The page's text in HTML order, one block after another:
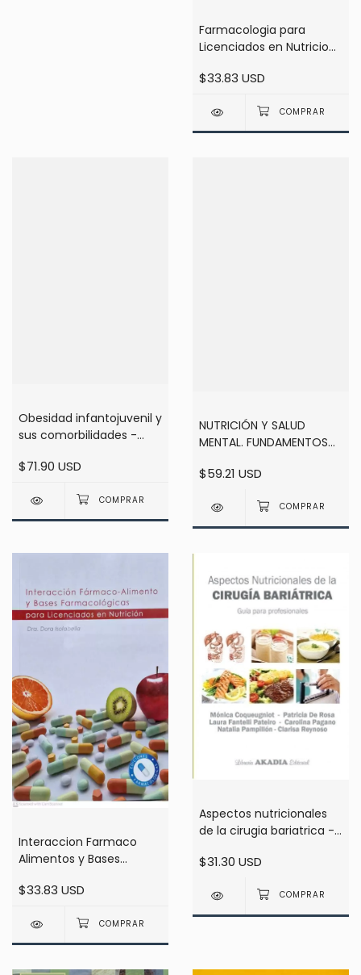
Farmacologia para
Licenciados en Nutricion
Adulto - Dora Isolabella
$33.83 USD
Obesidad infantojuvenil y
sus comorbilidades -
$71.90 USD
NUTRICIÓN Y SALUD
MENTAL. FUNDAMENTOS
PRÁCTICA CLÍNICA
PERSANO, HUMBERTO L. -
RODRÍGUEZ, PAULA Y.
$59.21 USD
Interaccion Farmaco
Alimentos y Bases
Licenciados en Nutricion
$33.83 USD
Aspectos nutricionales
de la cirugia bariatrica -
$31.30 USD